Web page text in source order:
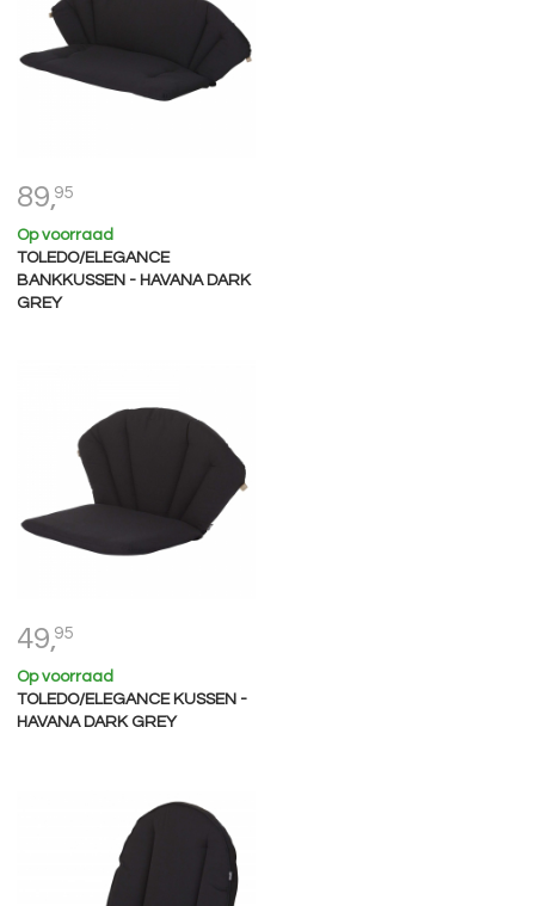
89,95
Op voorraad
TOLEDO/ELEGANCE
BANKKUSSEN - HAVANA DARK
GREY
49,95
Op voorraad
TOLEDO/ELEGANCE KUSSEN -
HAVANA DARK GREY